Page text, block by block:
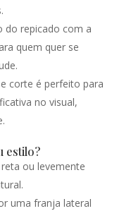
do repicado com a
quem quer se
corte é perfeito para
no visual,
estilo?
ou levemente
uma franja lateral